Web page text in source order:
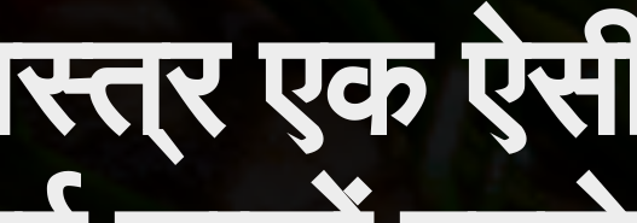
एक